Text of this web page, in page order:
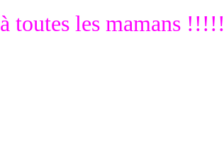
à toutes les mamans !!!!!